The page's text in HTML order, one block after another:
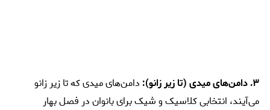
۳. دامن‌های میدی (تا زیر زانو):
دامن‌های میدی که تا زیر زانو
می‌آیند، انتخابی کلاسیک و شیک برای بانوان در فصل بهار